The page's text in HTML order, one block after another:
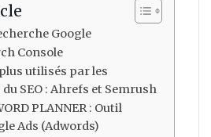
Google
Console
utilisés par les
SEO : Ahrefs et Semrush
PLANNER : Outil
Ads (Adwords)